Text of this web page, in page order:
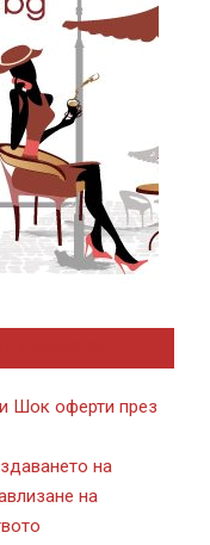
Шок оферти през
на
на